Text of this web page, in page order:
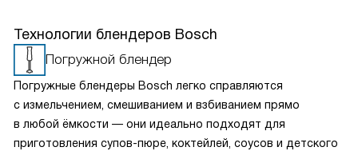
Технологии блендеров Bosch
Погружной блендер
Погружные блендеры Bosch легко справляются
с измельчением, смешиванием и взбиванием прямо
в любой ёмкости — они идеально подходят для
приготовления супов-пюре, коктейлей, соусов и детского